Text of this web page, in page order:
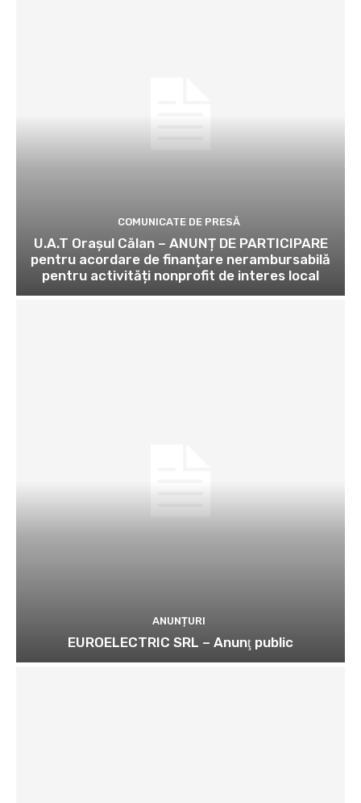
COMUNICATE DE PRESĂ
U.A.T Orașul Călan – ANUNȚ DE PARTICIPARE
pentru acordare de finanțare nerambursabilă
pentru activități nonprofit de interes local
ANUNȚURI
EUROELECTRIC SRL – Anunţ public